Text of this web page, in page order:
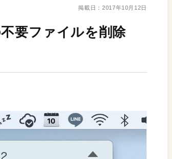
掲載日： 2017年10月12日
要ファイルを削除